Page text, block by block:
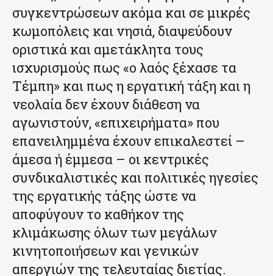
συγκεντρώσεων ακόμα και σε μικρές
κωμοπόλεις και νησιά, διαψεύδουν
οριστικά και αμετάκλητα τους
ισχυρισμούς πως «ο λαός ξέχασε τα
Τέμπη» και πως η εργατική τάξη και η
νεολαία δεν έχουν διάθεση να
αγωνιστούν, «επιχειρήματα» που
επανειλημμένα έχουν επικαλεστεί –
άμεσα ή έμμεσα – οι κεντρικές
συνδικαλιστικές και πολιτικές ηγεσίες
της εργατικής τάξης ώστε να
αποφύγουν το καθήκον της
κλιμάκωσης όλων των μεγάλων
κινητοποιήσεων και γενικών
απεργιών της τελευταίας διετίας.